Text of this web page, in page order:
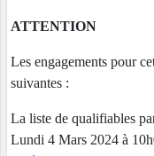
ATTENTION
Les engagements pour
suivantes :
La liste de qualifiables
Lundi 4 Mars 2024 à